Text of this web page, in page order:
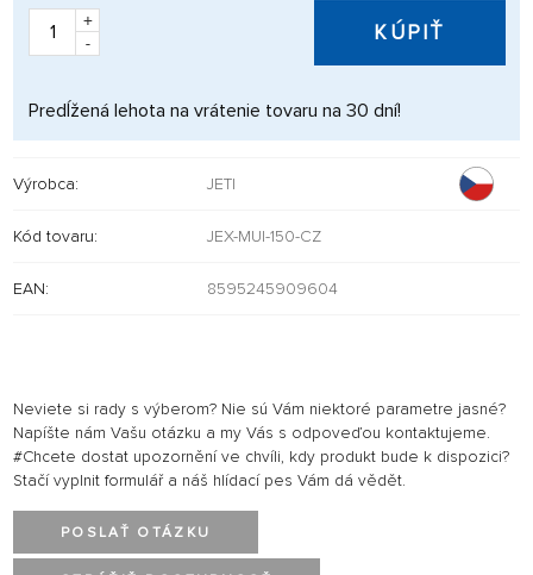
+
-
KÚPIŤ
Predĺžená lehota na vrátenie tovaru na 30 dní!
Výrobca: JETI
Kód tovaru: JEX-MUI-150-CZ
EAN: 8595245909604
Neviete si rady s výberom? Nie sú Vám niektoré parametre jasné?
Napíšte nám Vašu otázku a my Vás s odpoveďou kontaktujeme.
#Chcete dostat upozornění ve chvíli, kdy produkt bude k dispozici?
Stačí vyplnit formulář a náš hlídací pes Vám dá vědět.
POSLAŤ OTÁZKU